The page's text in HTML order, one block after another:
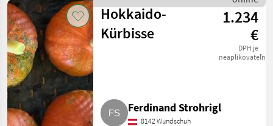
Bearbeitung von Dämmen
nac
zeleniny / Unia
Hokkaido-
Kürbisse
1.234
€
DPH je
neaplikovateľné
Ferdinand Strohrigl
8142 Wundschuh